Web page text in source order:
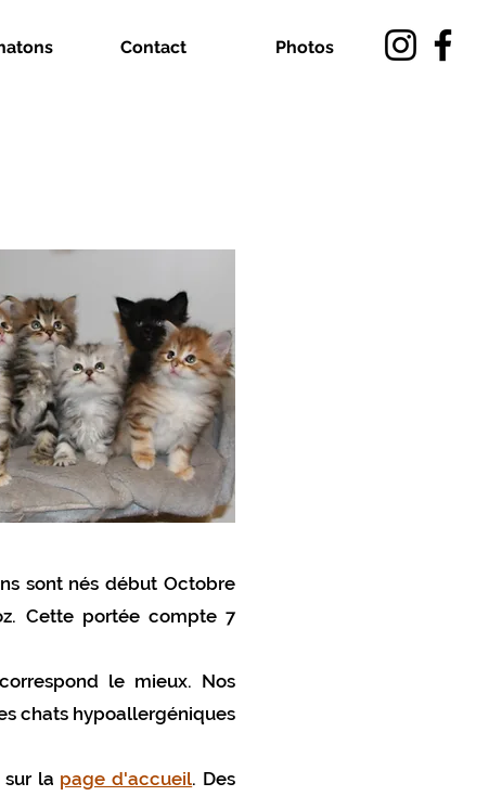
Contact Photos
sont nés début Octobre
. Cette portée compte 7
le mieux. Nos
chats hypoallergéniques
la page d'accueil. Des